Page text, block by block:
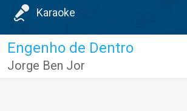
Karaoke
Engenho de Dentro
Jorge Ben Jor